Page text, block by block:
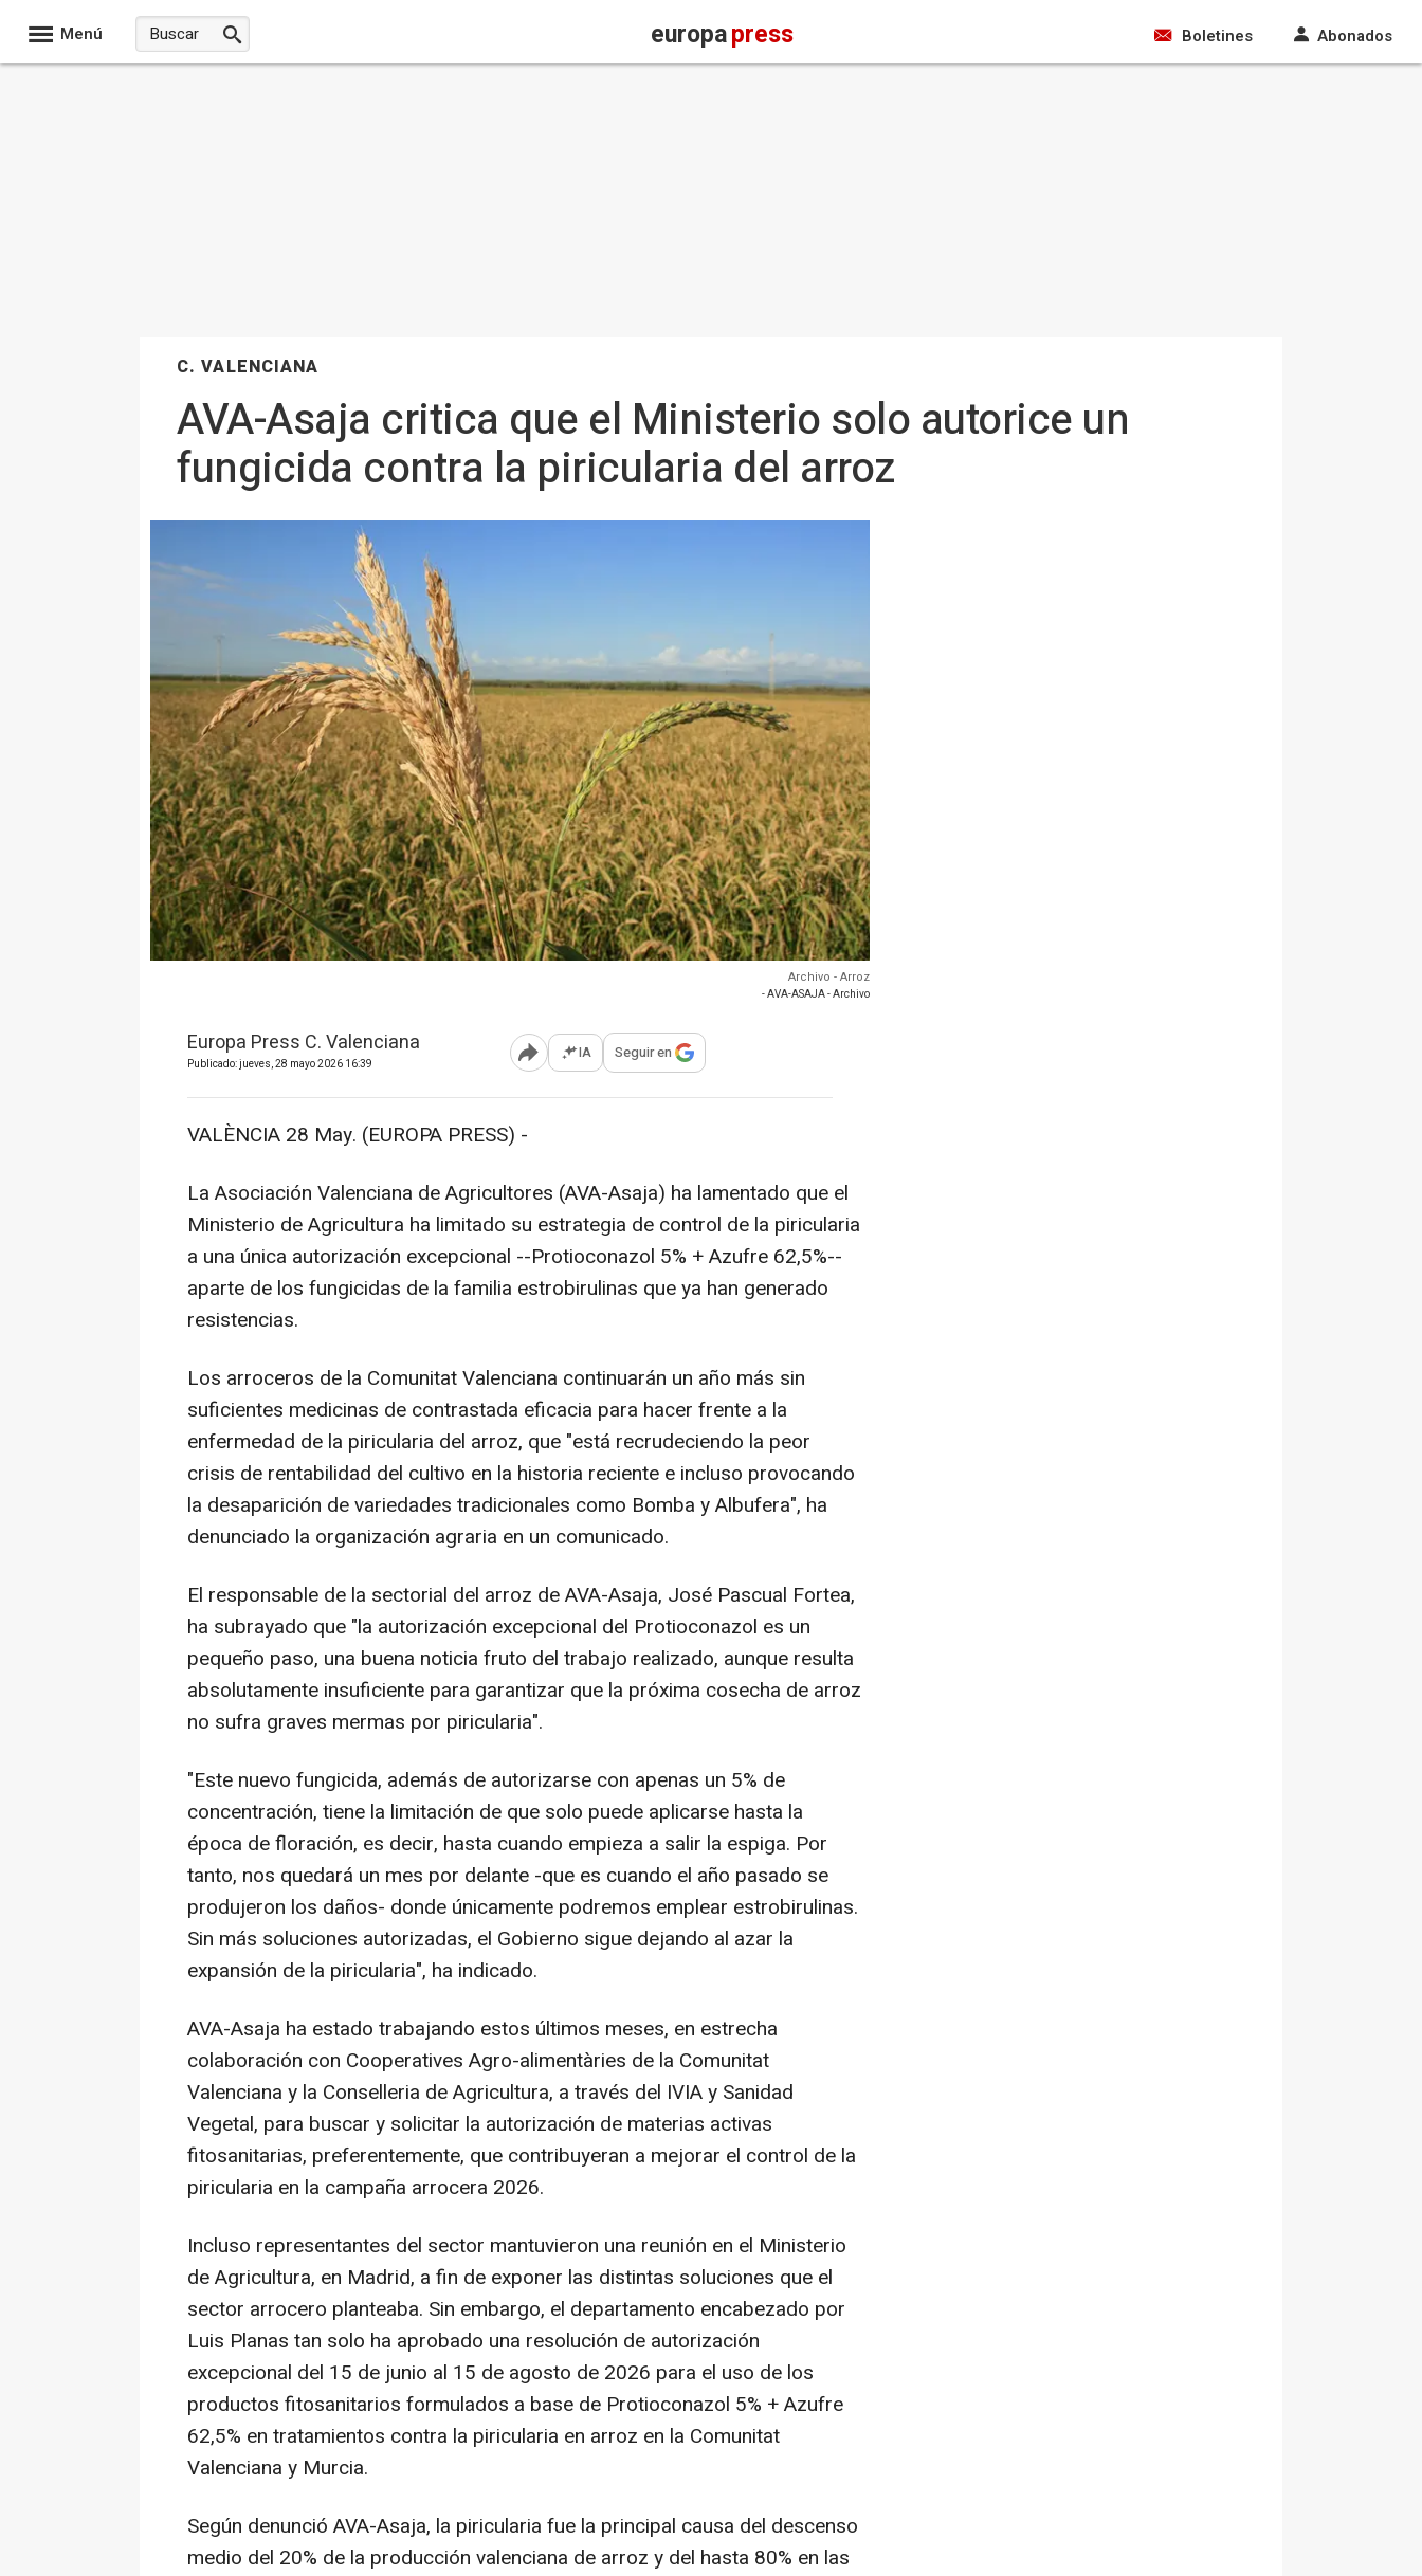
Menú europapress Boletines Abonados
C. VALENCIANA
AVA-Asaja critica que el Ministerio solo autorice un
fungicida contra la piricularia del arroz
Archivo - Arroz
- AVA-ASAJA - Archivo
Europa Press C. Valenciana
Publicado: jueves, 28 mayo 2026 16:39 Abrir opciones para compartir
IA Seguir en
VALÈNCIA 28 May. (EUROPA PRESS) -
La Asociación Valenciana de Agricultores (AVA-Asaja) ha lamentado que el
Ministerio de Agricultura ha limitado su estrategia de control de la piricularia
a una única autorización excepcional --Protioconazol 5% + Azufre 62,5%--
aparte de los fungicidas de la familia estrobirulinas que ya han generado
resistencias.
Los arroceros de la Comunitat Valenciana continuarán un año más sin
suficientes medicinas de contrastada eficacia para hacer frente a la
enfermedad de la piricularia del arroz, que "está recrudeciendo la peor
crisis de rentabilidad del cultivo en la historia reciente e incluso provocando
la desaparición de variedades tradicionales como Bomba y Albufera", ha
denunciado la organización agraria en un comunicado.
El responsable de la sectorial del arroz de AVA-Asaja, José Pascual Fortea,
ha subrayado que "la autorización excepcional del Protioconazol es un
pequeño paso, una buena noticia fruto del trabajo realizado, aunque resulta
absolutamente insuficiente para garantizar que la próxima cosecha de arroz
no sufra graves mermas por piricularia".
"Este nuevo fungicida, además de autorizarse con apenas un 5% de
concentración, tiene la limitación de que solo puede aplicarse hasta la
época de floración, es decir, hasta cuando empieza a salir la espiga. Por
tanto, nos quedará un mes por delante -que es cuando el año pasado se
produjeron los daños- donde únicamente podremos emplear estrobirulinas.
Sin más soluciones autorizadas, el Gobierno sigue dejando al azar la
expansión de la piricularia", ha indicado.
AVA-Asaja ha estado trabajando estos últimos meses, en estrecha
colaboración con Cooperatives Agro-alimentàries de la Comunitat
Valenciana y la Conselleria de Agricultura, a través del IVIA y Sanidad
Vegetal, para buscar y solicitar la autorización de materias activas
fitosanitarias, preferentemente, que contribuyeran a mejorar el control de la
piricularia en la campaña arrocera 2026.
Incluso representantes del sector mantuvieron una reunión en el Ministerio
de Agricultura, en Madrid, a fin de exponer las distintas soluciones que el
sector arrocero planteaba. Sin embargo, el departamento encabezado por
Luis Planas tan solo ha aprobado una resolución de autorización
excepcional del 15 de junio al 15 de agosto de 2026 para el uso de los
productos fitosanitarios formulados a base de Protioconazol 5% + Azufre
62,5% en tratamientos contra la piricularia en arroz en la Comunitat
Valenciana y Murcia.
Según denunció AVA-Asaja, la piricularia fue la principal causa del descenso
medio del 20% de la producción valenciana de arroz y del hasta 80% en las